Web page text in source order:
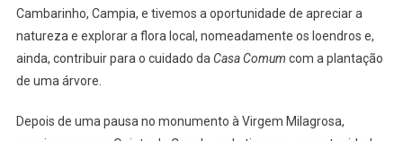
Cambarinho, Campia, e tivemos a oportunidade de apreciar a
natureza e explorar a flora local, nomeadamente os loendros e,
ainda, contribuir para o cuidado daCasa Comum com a plantação
de uma árvore.
Depois de uma pausa no monumento à Virgem Milagrosa,